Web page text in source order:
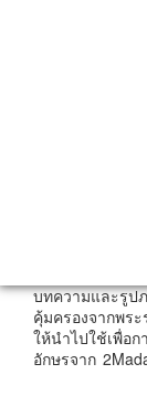
บทความและรูป
คุ้มครองจากพ
ให้นำไปใช้เพื่อ
อักษรจาก